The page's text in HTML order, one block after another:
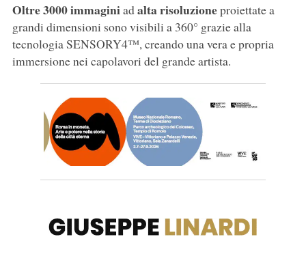
Oltre 3000 immaginiadalta risoluzioneproiettate a
grandi dimensioni sono visibili a 360° grazie alla
tecnologia SENSORY4™, creando una vera e propria
immersione nei capolavori del grande artista.